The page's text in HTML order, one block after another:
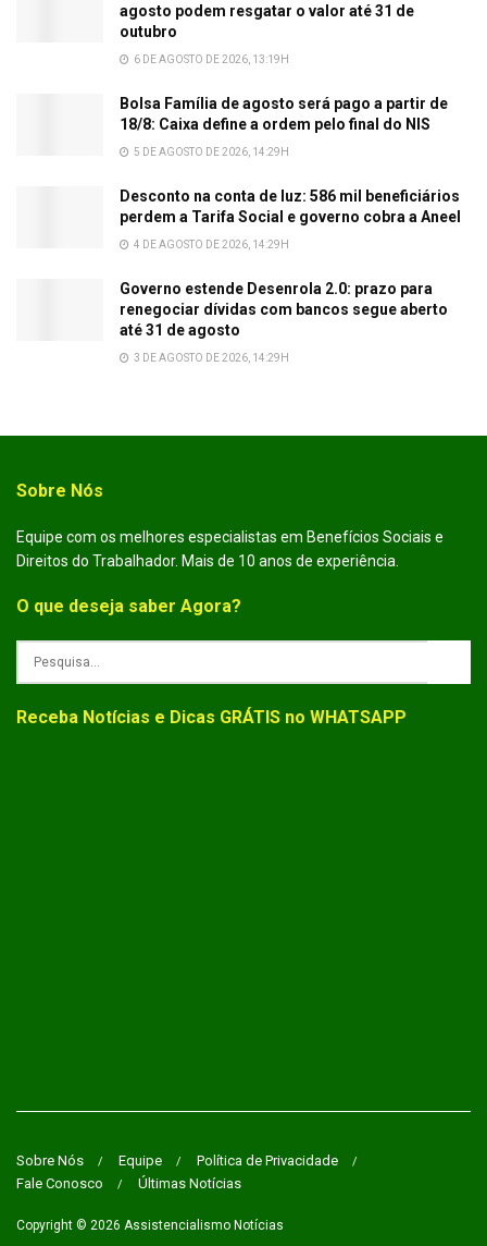
agosto podem resgatar o valor até 31 de
outubro
6 DE AGOSTO DE 2026, 13:19H
Bolsa Família de agosto será pago a partir de
18/8: Caixa define a ordem pelo final do NIS
5 DE AGOSTO DE 2026, 14:29H
Desconto na conta de luz: 586 mil beneficiários
perdem a Tarifa Social e governo cobra a Aneel
4 DE AGOSTO DE 2026, 14:29H
Governo estende Desenrola 2.0: prazo para
renegociar dívidas com bancos segue aberto
até 31 de agosto
3 DE AGOSTO DE 2026, 14:29H
Sobre Nós
Equipe com os melhores especialistas em Benefícios Sociais e
Direitos do Trabalhador. Mais de 10 anos de experiência.
O que deseja saber Agora?
Receba Notícias e Dicas GRÁTIS no WHATSAPP
Sobre Nós Equipe
Política de Privacidade
Fale Conosco
Últimas Notícias
Copyright © 2026 Assistencialismo Notícias